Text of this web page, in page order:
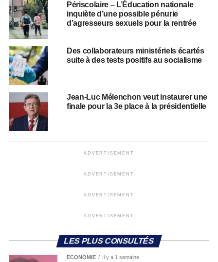
Périscolaire – L’Éducation nationale
inquiète d’une possible pénurie
d’agresseurs sexuels pour la rentrée
Des collaborateurs ministériels écartés
suite à des tests positifs au socialisme
Jean-Luc Mélenchon veut instaurer une
finale pour la 3e place à la présidentielle
ADVERTISEMENT
ADVERTISEMENT
ADVERTISEMENT
ADVERTISEMENT
LES PLUS CONSULTÉS
ECONOMIE Il y a 1 semaine